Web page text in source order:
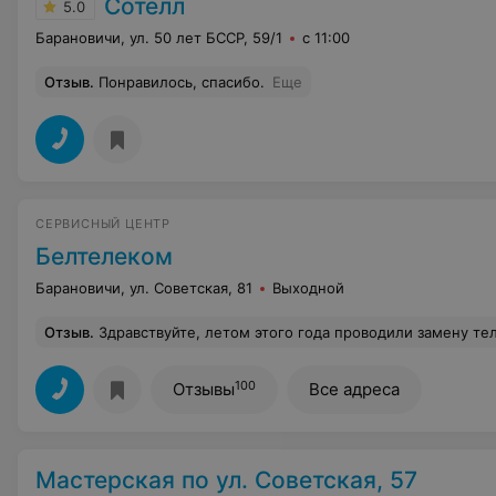
5.0 Сотелл
Барановичи, ул. 50 лет БССР, 59/1 с 11:00
Отзыв. Понравилось, спасибо. Еще
СЕРВИСНЫЙ ЦЕНТР
Белтелеком
Барановичи, ул. Советская, 81 Выходной
Отзыв. Здравствуйте, летом этого года проводили замену телефонной линии на оптоволокно по ул. Коммунистическая 3.Связь стала не выносимая, невозможно дозвониться никуда. Или молчание в трубке или отвечает робот что абонент недоступен или дозвон с 20-го раза. Проблему у всех кого я знаю в своем доме. Так же люди не могут дозвониться нам, им так же отвечает робот, при
Отзывы100 Все адреса
Мастерская по ул. Советская, 57